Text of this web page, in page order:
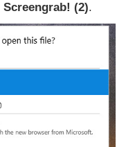
Screengrab! (2).